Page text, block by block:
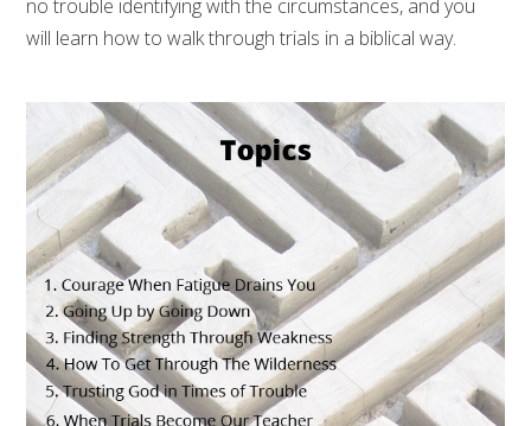
no trouble identifying with the circumstances, and you
will learn how to walk through trials in a biblical way.